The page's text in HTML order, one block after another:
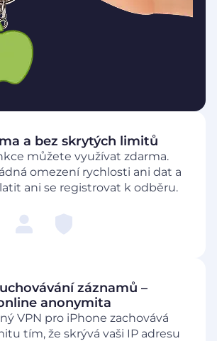
a bez skrytých limitů
můžete využívat zdarma.
omezení rychlosti ani dat a
ani se registrovat k odběru.
záznamů –
anonymita
VPN pro iPhone zachovává
tím, že skrývá vaši IP adresu